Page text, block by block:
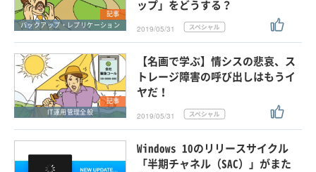
記事
バックアップ・レプリケーション
ップ」をどうする？
2019/05/31
記事
IT運用管理全般
【名画で学ぶ】情シスの悲哀、ス
トレージ障害の呼び出しはもうイ
ヤだ！
2019/05/31
Windows 10のリリースサイクル
「半期チャネル（SAC）」がまた